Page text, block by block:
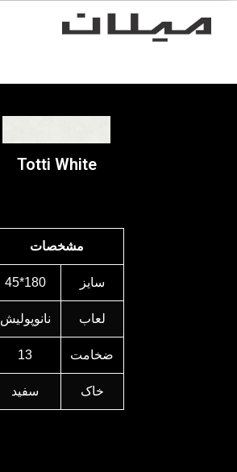
Totti White
مشخصات
سایز 180*45
لعاب نانوپولیش
ضخامت 13
خاک سفید